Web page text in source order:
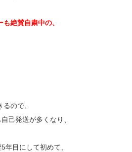
絶賛自粛中の、
ので、
己発送が多くなり、
年目にして初めて、